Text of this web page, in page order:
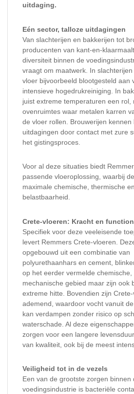
uitdaging.
Eén sector, talloze uitdagingen
Van slachterijen en bakkerijen tot
producenten van kant-en-
diversiteit binnen de
vraagt om maatwerk. In
vloer bijvoorbeeld blootgesteld aan
intensieve hogedrukreiniging. In
juist extreme temperaturen een rol,
ovenruimtes waar metalen karren
de vloer rollen. Brouwerijen kennen
uitdagingen door contact met zure
het gistingsproces.
Voor al deze situaties biedt
passende vloeroplossing, waarbij
maximale chemische, thermische
belastbaarheid.
Crete-vloeren: Kracht en
Specifiek voor deze veeleisende
levert Remmers Crete-vloeren.
opgebouwd uit een combinatie van
polyurethaanhars en cement,
op het eerder vermelde chemische,
mechanische gebied maar zijn ook
extreme hitte. Bovendien zijn
ademend, waardoor vocht vanuit
kan verdampen zonder risico op
waterschade. Al deze
zorgen voor een langere
van kwaliteit, ook bij de meest
Veiligheid tot in de vezels
Een van de grootste zorgen binnen
voedingsindustrie is bacteriële